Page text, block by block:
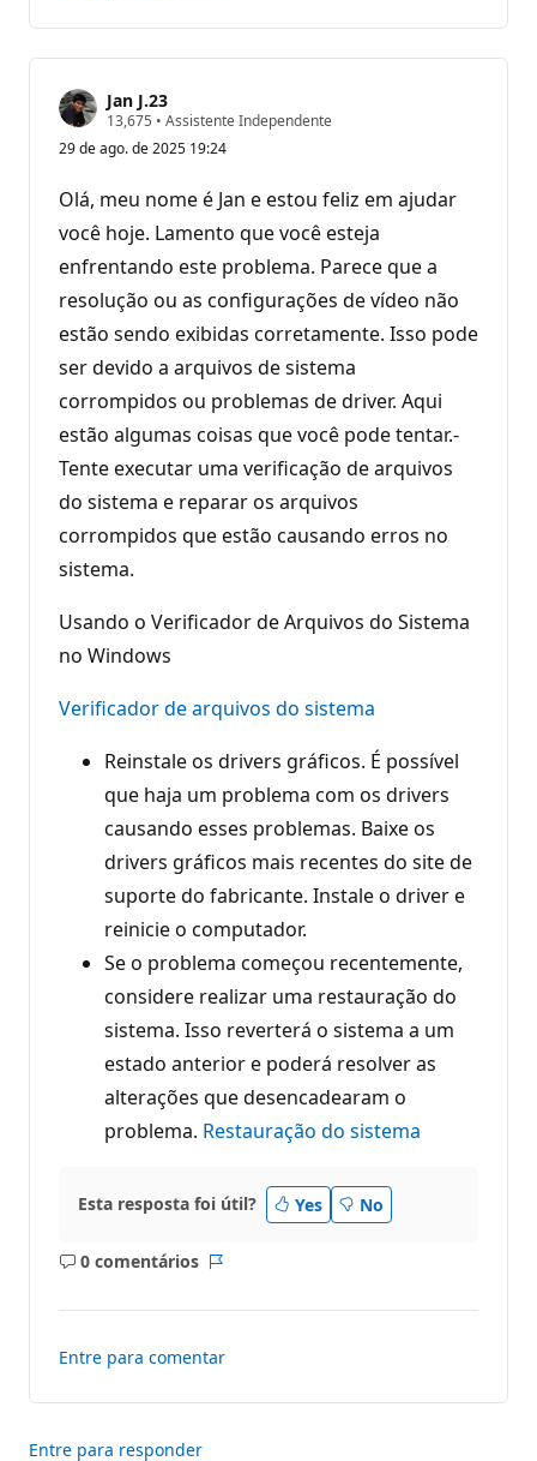
Jan J.23
13,675 P
n
o
s
d
e
r
p
t
ç
o
• Assistente Independente
29 de ago. de 2025 19:24
Olá, meu nome é Jan e estou feliz em ajudar
você hoje. Lamento que você esteja
enfrentando este problema. Parece que a
resolução ou as configurações de vídeo não
estão sendo exibidas corretamente. Isso pode
ser devido a arquivos de sistema
corrompidos ou problemas de driver. Aqui
estão algumas coisas que você pode tentar.-
Tente executar uma verificação de arquivos
do sistema e reparar os arquivos
corrompidos que estão causando erros no
sistema.
Usando o Verificador de Arquivos do Sistema
no Windows
Verificador de arquivos do sistema
Reinstale os drivers gráficos. É possível
que haja um problema com os drivers
causando esses problemas. Baixe os
drivers gráficos mais recentes do site de
suporte do fabricante. Instale o driver e
reinicie o computador.
Se o problema começou recentemente,
considere realizar uma restauração do
sistema. Isso reverterá o sistema a um
estado anterior e poderá resolver as
alterações que desencadearam o
problema. Restauração do sistema
Esta resposta foi útil? Yes No
0 comentários
Sem
Entre para comentar
Entre para responder